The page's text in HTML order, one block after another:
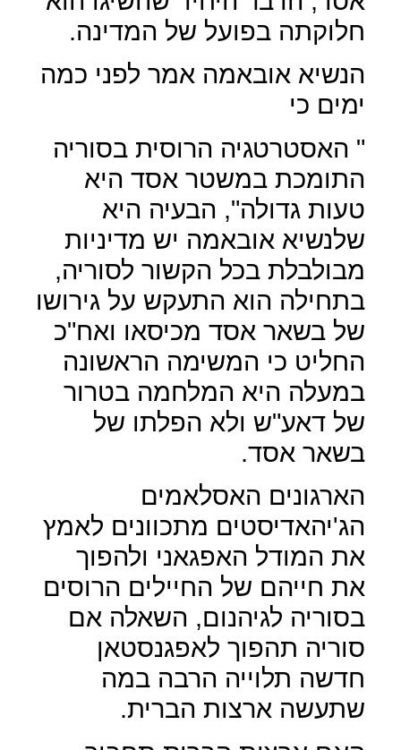
חלוקתה בפועל של המדינה.
הנשיא אובאמה אמר לפני כמה
ימים כי
" האסטרטגיה הרוסית בסוריה
התומכת במשטר אסד היא
טעות גדולה", הבעיה היא
שלנשיא אובאמה יש מדיניות
מבולבלת בכל הקשור לסוריה,
בתחילה הוא התעקש על גירושו
של בשאר אסד מכיסאו ואח"כ
החליט כי המשימה הראשונה
במעלה היא המלחמה בטרור
של דאע"ש ולא הפלתו של
בשאר אסד.
הארגונים האסלאמים
הג'יהאדיסטים מתכוונים לאמץ
את המודל האפגאני ולהפוך
את חייהם של החיילים הרוסים
בסוריה לגיהנום, השאלה אם
סוריה תהפוך לאפגנסטאן
חדשה תלוייה הרבה במה
שתעשה ארצות הברית.